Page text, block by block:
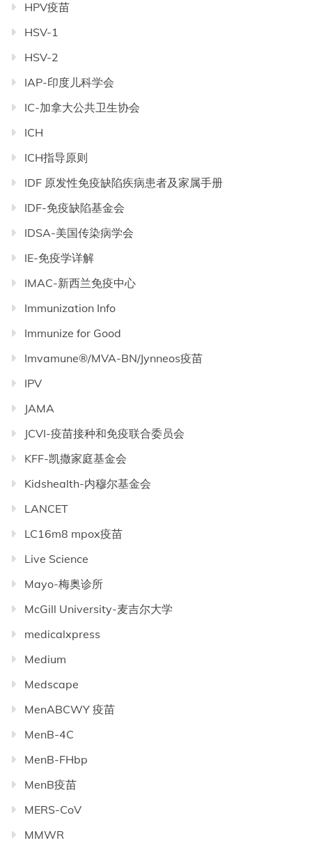
HPV疫苗
HSV-1
HSV-2
IAP-印度儿科学会
IC-加拿大公共卫生协会
ICH
ICH指导原则
IDF 原发性免疫缺陷疾病患者及家属手册
IDF-免疫缺陷基金会
IDSA-美国传染病学会
IE-免疫学详解
IMAC-新西兰免疫中心
Immunization Info
Immunize for Good
Imvamune®/MVA-BN/Jynneos疫苗
IPV
JAMA
JCVI-疫苗接种和免疫联合委员会
KFF-凯撒家庭基金会
Kidshealth-内穆尔基金会
LANCET
LC16m8 mpox疫苗
Live Science
Mayo-梅奥诊所
McGill University-麦吉尔大学
medicalxpress
Medium
Medscape
MenABCWY 疫苗
MenB-4C
MenB-FHbp
MenB疫苗
MERS-CoV
MMWR